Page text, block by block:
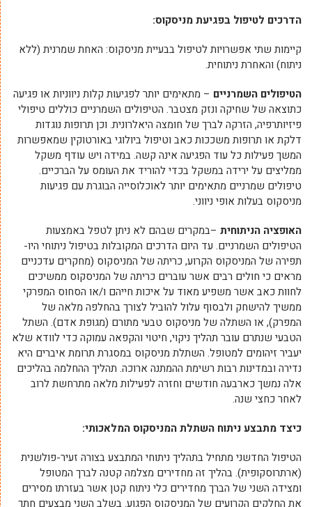
הדרכים לטיפול בפגיעת מניסקוס:
קיימות שתי אפשרויות לטיפול בבעיית מניסקוס: האחת שמרנית (ללא
ניתוח) והאחרת ניתוחית.
הטיפולים השמרניים – מתאימים יותר לפגיעות קלות ניווניות או פגיעה
כתוצאה של שחיקה ונזק מצטבר. הטיפולים השמרניים כוללים טיפולי
פיזיותרפיה, הזרקה לברך של חומצה היאלרונית. וכן תרופות נוגדות
דלקת או תרופות משככות כאב וטיפול ביולוגי באורטוקין שמאפשרות
המשך פעילות כל עוד הפגיעה אינה קשה. במידה ויש עודף משקל
ממליצים על ירידה במשקל בכדי להוריד את העומס על הברכיים.
טיפולים שמרניים מתאימים יותר לאוכלוסייה הבוגרת עם פגיעות
מניסקוס בעלות אופי ניווני.
האופציה הניתוחית –במקרים שבהם לא ניתן לטפל באמצעות
הטיפולים השמרניים. עד היום הדרכים המקובלות בטיפול ניתוחי היו-
תפירה של המניסקוס הקרוע, כריתה של המניסקוס (מחקרים עדכניים
מראים כי חולים רבים אשר עוברים כריתה של המניסקוס ממשיכים
לחוות כאב אשר משפיע מאוד על איכות חייהם ו/או הסחוס המפרקי
ממשיך להישחק ולבסוף עלול להוביל לצורך בהחלפה מלאה של
המפרק), או השתלה של מניסקוס טבעי מתורם (מגופת אדם). השתל
הטבעי שנתרם עובר תהליך ניקוי, חיטוי והקפאה עמוקה כדי לוודא שלא
יעביר זיהומים למטופל. השתלת מניסקוס במסגרת תרומת איברים היא
נדירה ובמדינות רבות רשימת ההמתנה ארוכה. תהליך ההחלמה בהליכים
אלה נמשך כארבעה חודשים וחזרה לפעילות מלאה מתרחשת לרוב
לאחר כחצי שנה.
כיצד מתבצע ניתוח השתלת המניסקוס המלאכותי:
הטיפול החדשני מתחיל בתהליך ניתוחי המתבצע בצורה זעיר-פולשנית
(ארתרוסקופית). בהליך זה מחדירים מצלמה קטנה לברך המטופל
ומצידה השני של הברך מחדירים כלי ניתוח קטן אשר בעזרתו מסירים
את החלקים הקרועים של המניסקוס הפגוע. בשלב השני מבצעים חתך